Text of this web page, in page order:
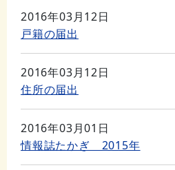
2016年03月12日
戸籍の届出
2016年03月12日
住所の届出
2016年03月01日
情報誌たかぎ 2015年